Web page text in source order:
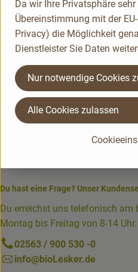
Kontrollnummer DE-BY-001-
www.hoyer-honig.de
(Daten von Ecoinform)
HOYER
Du hast eine Frage? Unser
Du erreichst uns telefonisch am
Montag bis Freitag von 8-14 Uhr.
02563 / 900 530 -0
info@bioLesker.de
Da wir Ihre Privatsphäre
Übereinstimmung mit der
Privacy) die Möglichkeit
Dienstleister Sie Daten
Nur notwendige Cookies
Alle Cookies zulassen